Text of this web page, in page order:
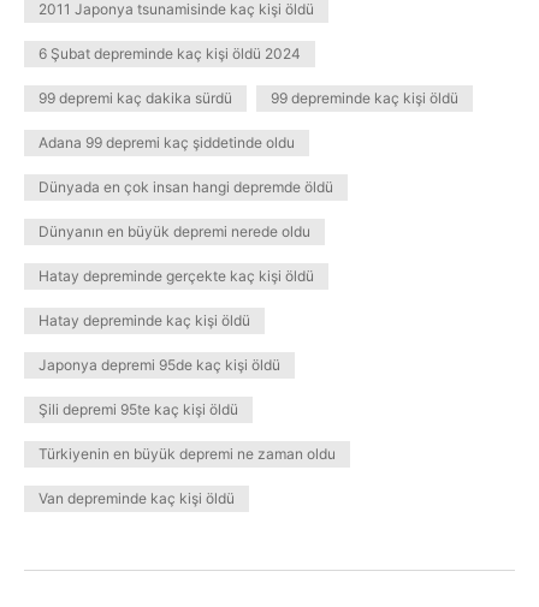
2011 Japonya tsunamisinde kaç kişi öldü
6 Şubat depreminde kaç kişi öldü 2024
99 depremi kaç dakika sürdü 99 depreminde kaç kişi öldü
Adana 99 depremi kaç şiddetinde oldu
Dünyada en çok insan hangi depremde öldü
Dünyanın en büyük depremi nerede oldu
Hatay depreminde gerçekte kaç kişi öldü
Hatay depreminde kaç kişi öldü
Japonya depremi 95de kaç kişi öldü
Şili depremi 95te kaç kişi öldü
Türkiyenin en büyük depremi ne zaman oldu
Van depreminde kaç kişi öldü